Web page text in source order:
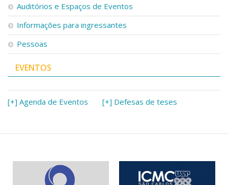
Auditórios e Espaços de Eventos
Informações para ingressantes
Pessoas
EVENTOS
[+] Agenda de Eventos [+] Defesas de teses